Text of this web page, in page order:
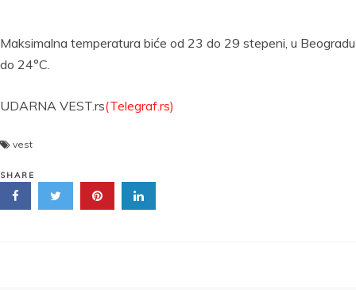
Maksimalna temperatura biće od 23 do 29 stepeni, u Beogradu
do 24°C.
UDARNA VEST.rs(Telegraf.rs)
vest
SHARE